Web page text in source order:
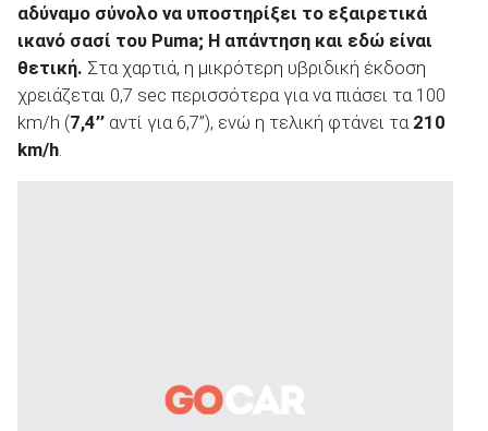
αδύναμο σύνολο να υποστηρίξει το εξαιρετικά
ικανό σασί του Puma; Η απάντηση και εδώ είναι
θετική. Στα χαρτιά, η μικρότερη υβριδική έκδοση
χρειάζεται 0,7 sec περισσότερα για να πιάσει τα 100
km/h (7,4’’ αντί για 6,7’’), ενώ η τελική φτάνει τα 210
km/h